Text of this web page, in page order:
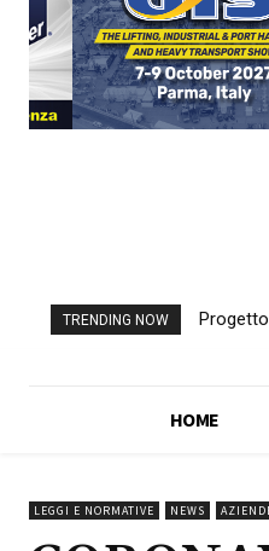
TRENDING NOW
con
HOME
LEGGI E NORMATIVE NEWS